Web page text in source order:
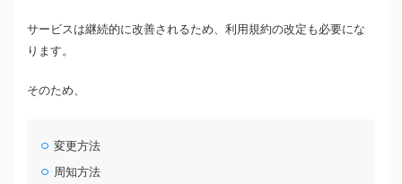
サービスは継続的に改善されるため、利用規約の改定も必要にな
ります。
そのため、
変更方法
周知方法